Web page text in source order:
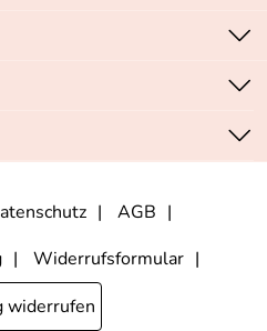
AGB
Widerrufsformular
widerrufen